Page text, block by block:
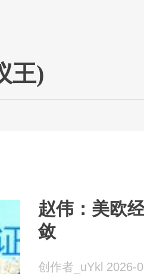
王)
赵伟：美欧
敛
创作者_uYkl 2026-